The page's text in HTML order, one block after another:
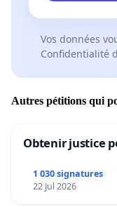
Vos données
Confidentialité
Autres pétitions qui
Obtenir justice
1 030 signatures
22 Jul 2026